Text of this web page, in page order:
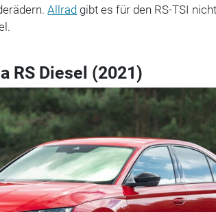
Allrad gibt es für den RS-TSI
RS Diesel (2021)